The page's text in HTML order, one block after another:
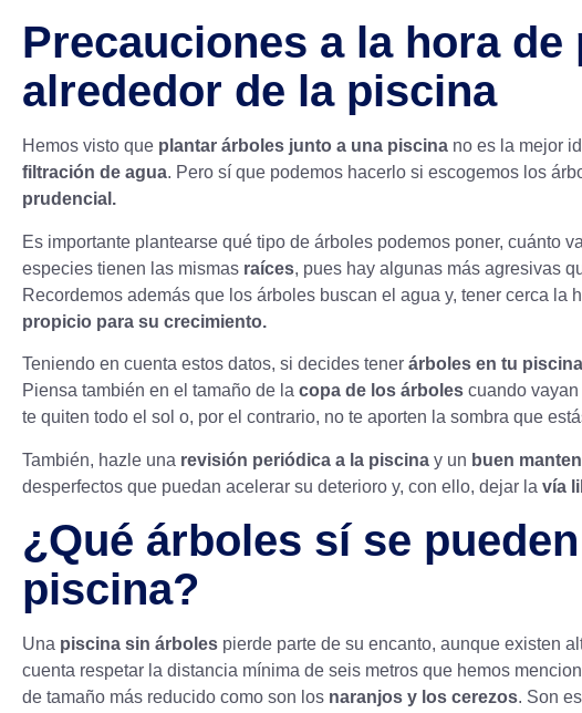
Precauciones a la hora
alrededor de la piscina
Hemos visto que plantar árboles junto a una piscina no es la mejor
filtración de agua. Pero sí que podemos hacerlo si escogemos los
prudencial.
Es importante plantearse qué tipo de árboles podemos poner, cuánto
especies tienen las mismas raíces, pues hay algunas más agresivas
Recordemos además que los árboles buscan el agua y, tener cerca la
propicio para su crecimiento.
Teniendo en cuenta estos datos, si decides tener árboles en tu piscina
Piensa también en el tamaño de la copa de los árboles cuando
te quiten todo el sol o, por el contrario, no te aporten la sombra que
También, hazle una revisión periódica a la piscina y un buen
desperfectos que puedan acelerar su deterioro y, con ello, dejar la vía
¿Qué árboles sí se
piscina?
Una piscina sin árboles pierde parte de su encanto, aunque existen
cuenta respetar la distancia mínima de seis metros que hemos
de tamaño más reducido como son los naranjos y los cerezos. Son